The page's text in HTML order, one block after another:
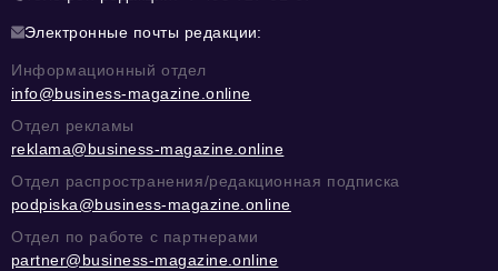
Электронные почты редакции:
Информационный отдел
info@business-magazine.online
Отдел рекламы
reklama@business-magazine.online
Отдел распространения/редакционная подписка
podpiska@business-magazine.online
Отдел по работе с партнерами
partner@business-magazine.online